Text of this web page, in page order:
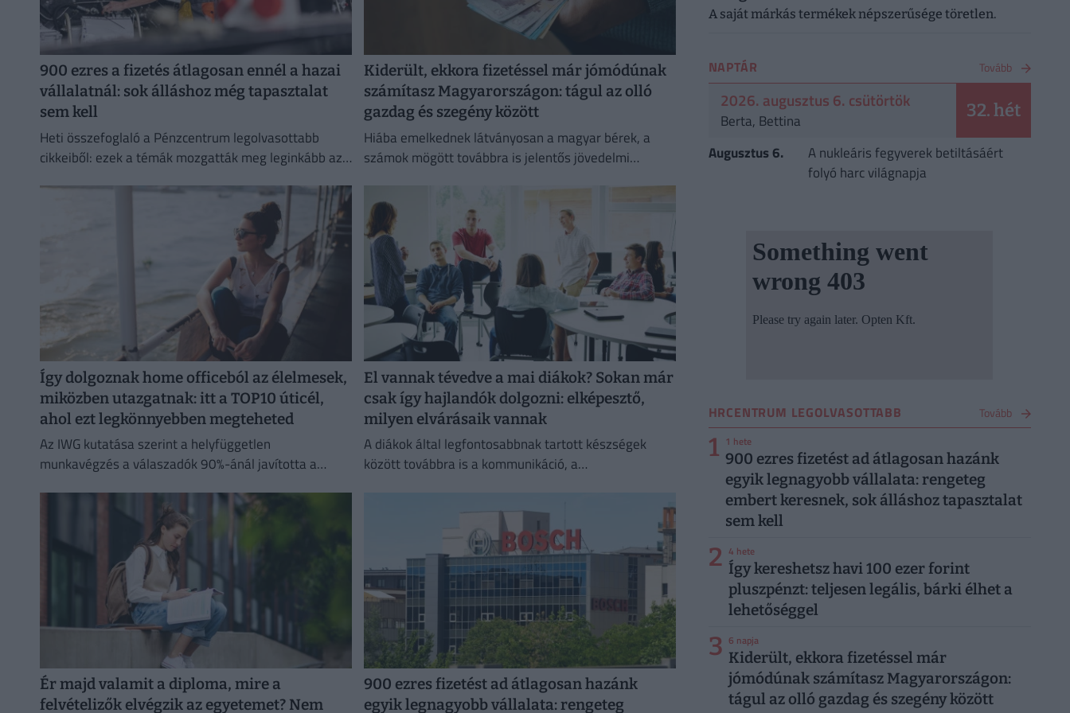
900 ezres a fizetés átlagosan ennél a hazai
vállalatnál: sok álláshoz még tapasztalat
sem kell
Heti összefoglaló a Pénzcentrum legolvasottabb
cikkeiből: ezek a témák mozgatták meg leginkább az
Kiderült, ekkora fizetéssel már jómódúnak
számítasz Magyarországon: tágul az olló
gazdag és szegény között
Hiába emelkednek látványosan a magyar bérek, a
számok mögött továbbra is jelentős jövedelmi
Így dolgoznak home officeból az élelmesek,
miközben utazgatnak: itt a TOP10 úticél,
ahol ezt legkönnyebben megteheted
Az IWG kutatása szerint a helyfüggetlen
munkavégzés a válaszadók 90%-ánál javította a
produktívabbnak érzi magát.
El vannak tévedve a mai diákok? Sokan már
csak így hajlandók dolgozni: elképesztő,
milyen elvárásaik vannak
A diákok által legfontosabbnak tartott készségek
között továbbra is a kommunikáció, a
Ér majd valamit a diploma, mire a
felvételizők elvégzik az egyetemet? Nem
900 ezres fizetést ad átlagosan hazánk
egyik legnagyobb vállalata: rengeteg
A saját márkás termékek népszerűsége töretlen.
NAPTÁR Tovább
2026. augusztus 6. csütörtök
Berta, Bettina 32. hét
Augusztus 6.
A nukleáris fegyverek betiltásáért
folyó harc világnapja
HRCENTRUM LEGOLVASOTTABB Tovább
1 1 hete
900 ezres fizetést ad átlagosan hazánk
egyik legnagyobb vállalata: rengeteg
embert keresnek, sok álláshoz tapasztalat
sem kell
2 4 hete
Így kereshetsz havi 100 ezer forint
pluszpénzt: teljesen legális, bárki élhet a
lehetőséggel
3 6 napja
Kiderült, ekkora fizetéssel már
jómódúnak számítasz Magyarországon:
tágul az olló gazdag és szegény között